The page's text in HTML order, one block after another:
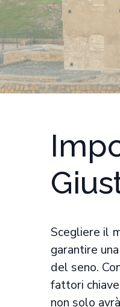
Scegliere il
garantire
del seno.
fattori
non solo